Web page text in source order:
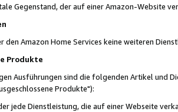
Gegenstand, der auf einer Amazon-Website
den Amazon Home Services keine weiteren
Produkte
Ausführungen sind die folgenden Artikel und
Produkte"):
jede Dienstleistung, die auf einer Webseite